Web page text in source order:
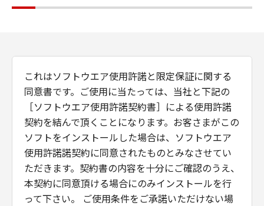
これはソフトウエア使用許諾と限定保証に関する
同意書です。ご使用に当たっては、当社と下記の
［ソフトウエア使用許諾契約書］による使用許諾
契約を結んで頂くことになります。お客さまがこの
ソフトをインストールした場合は、ソフトウエア
使用許諾諾契約に同意されたものとみなさせてい
ただきます。契約書の内容を十分にご確認のうえ、
本契約に同意頂ける場合にのみインストールを行
って下さい。 ご使用条件をご承諾いただけない場